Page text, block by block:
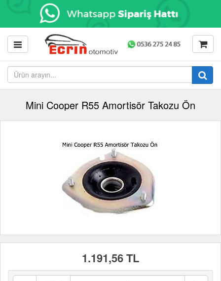
Mini Cooper R55 Amortisör Takozu Ön
1.191,56 TL